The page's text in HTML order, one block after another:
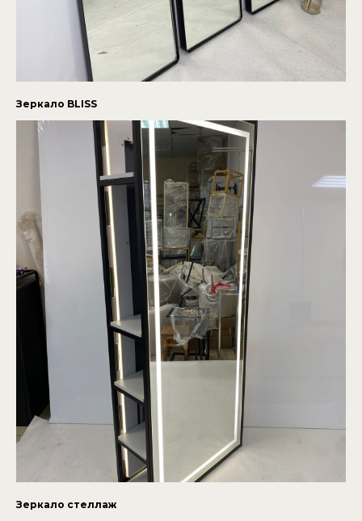
Зеркало BLISS
Зеркало стеллаж